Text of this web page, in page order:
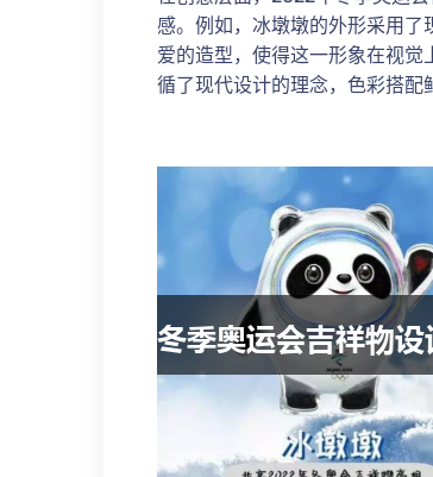
感。例如，冰墩墩的外形采用
爱的造型，使得这一形象在视
循了现代设计的理念，色彩搭配